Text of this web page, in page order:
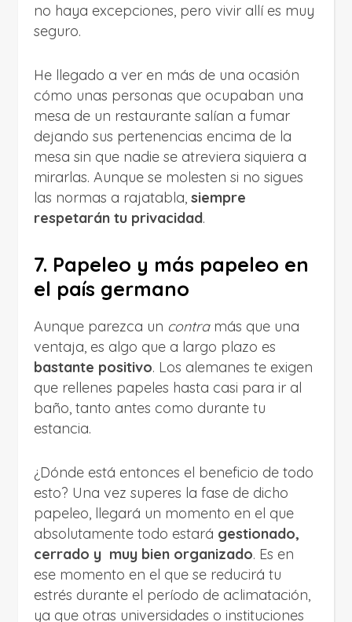
no haya excepciones, pero vivir allí es muy
seguro.
He llegado a ver en más de una ocasión
cómo unas personas que ocupaban una
mesa de un restaurante salían a fumar
dejando sus pertenencias encima de la
mesa sin que nadie se atreviera siquiera a
mirarlas. Aunque se molesten si no sigues
las normas a rajatabla, siempre
respetarán tu privacidad.
7. Papeleo y más papeleo en
el país germano
Aunque parezca un contramás que una
ventaja, es algo que a largo plazo es
bastante positivo. Los alemanes te exigen
que rellenes papeles hasta casi para ir al
baño, tanto antes como durante tu
estancia.
¿Dónde está entonces el beneficio de todo
esto? Una vez superes la fase de dicho
papeleo, llegará un momento en el que
absolutamente todo estará gestionado,
cerrado y muy bien organizado. Es en
ese momento en el que se reducirá tu
estrés durante el período de aclimatación,
ya que otras universidades o instituciones